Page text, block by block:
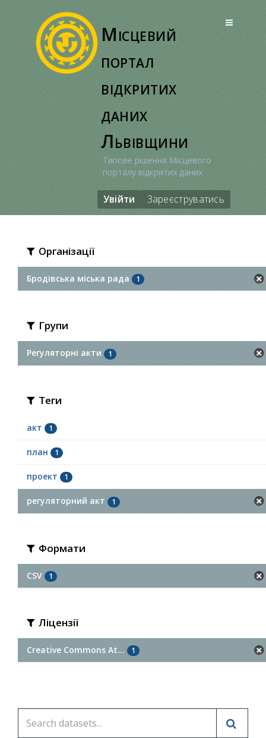
Місцевий
портал
відкритих
даних
Львівщини
Типове рішення Місцевого
порталу відкритих даних
Увійти Зареєструватись
Організації
Бродівська міська рада 1
Групи
Регуляторні акти 1
Теги
акт 1
план 1
проект 1
регуляторний акт 1
Формати
CSV 1
Ліцензії
Creative Commons At... 1